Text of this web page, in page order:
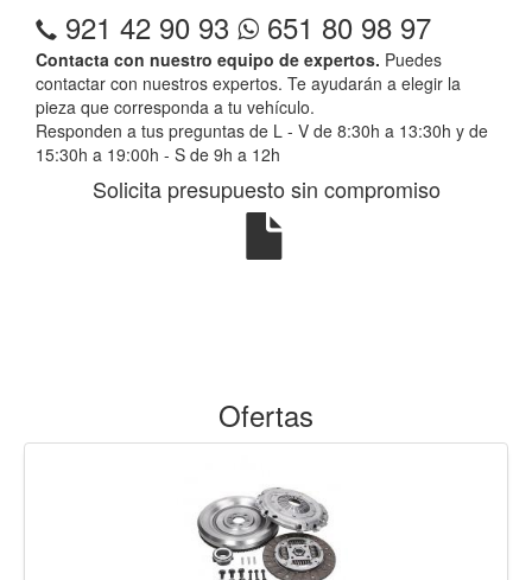
921 42 90 93 651 80 98 97
Contacta con nuestro equipo de expertos. Puedes
contactar con nuestros expertos. Te ayudarán a elegir la
pieza que corresponda a tu vehículo.
Responden a tus preguntas de L - V de 8:30h a 13:30h y de
15:30h a 19:00h - S de 9h a 12h
Solicita presupuesto sin compromiso
Ofertas